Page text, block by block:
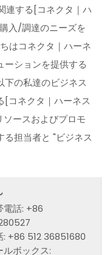
連する[コネクタ｜ハ
入/調達のニーズを
はコネクタ｜ハーネ
ーションを提供する
下の私達のビジネス
[コネクタ｜ハーネス
ースおよびプロモ
担当者と "ビジネス
電話: +86
: +86 512 36851680
ルボックス: